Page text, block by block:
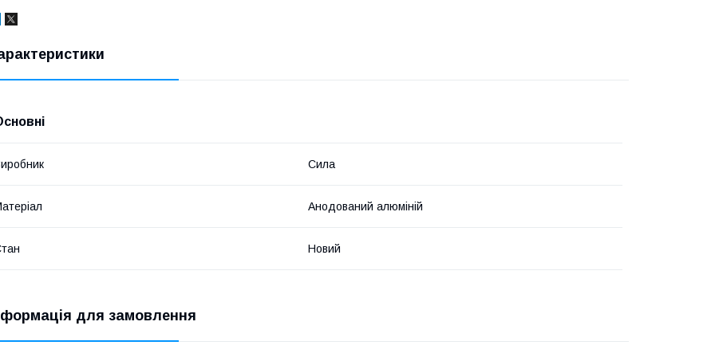
Сила
Анодований алюміній
Новий
для замовлення